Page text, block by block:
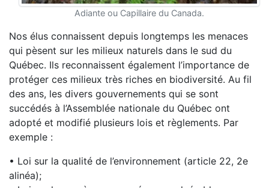
Adiante ou Capillaire du Canada.
Nos élus connaissent depuis longtemps les menaces
qui pèsent sur les milieux naturels dans le sud du
Québec. Ils reconnaissent également l’importance de
protéger ces milieux très riches en biodiversité. Au fil
des ans, les divers gouvernements qui se sont
succédés à l’Assemblée nationale du Québec ont
adopté et modifié plusieurs lois et règlements. Par
exemple :
• Loi sur la qualité de l’environnement (article 22, 2e
alinéa);